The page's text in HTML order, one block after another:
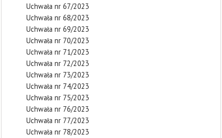
Uchwała nr 67/2023
Uchwała nr 68/2023
Uchwała nr 69/2023
Uchwała nr 70/2023
Uchwała nr 71/2023
Uchwała nr 72/2023
Uchwała nr 73/2023
Uchwała nr 74/2023
Uchwała nr 75/2023
Uchwała nr 76/2023
Uchwała nr 77/2023
Uchwała nr 78/2023